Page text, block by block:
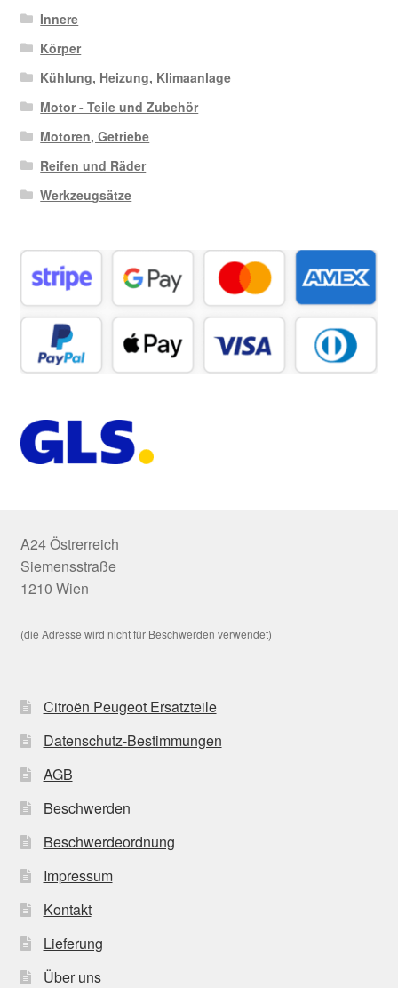
Innere
Körper
Kühlung, Heizung, Klimaanlage
Motor - Teile und Zubehör
Motoren, Getriebe
Reifen und Räder
Werkzeugsätze
A24 Östrerreich
Siemensstraße
1210 Wien
(die Adresse wird nicht für Beschwerden verwendet)
Citroën Peugeot Ersatzteile
Datenschutz-Bestimmungen
AGB
Beschwerden
Beschwerdeordnung
Impressum
Kontakt
Lieferung
Über uns